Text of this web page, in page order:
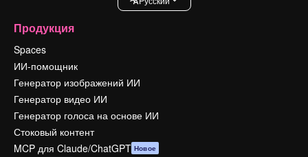
Продукция
Spaces
ИИ-помощник
Генератор изображений ИИ
Генератор видео ИИ
Генератор голоса на основе ИИ
Стоковый контент
MCP для Claude/ChatGPT Новое